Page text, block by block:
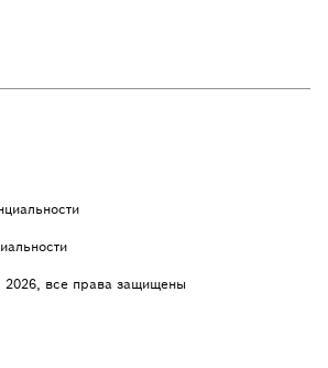
все права защищены